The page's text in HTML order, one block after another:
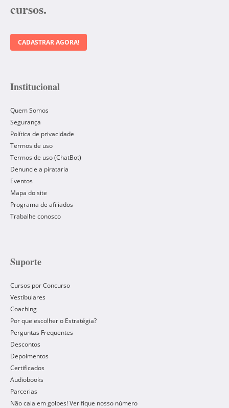
cursos.
CADASTRAR AGORA!
Institucional
Quem Somos
Segurança
Política de privacidade
Termos de uso
Termos de uso (ChatBot)
Denuncie a pirataria
Eventos
Mapa do site
Programa de afiliados
Trabalhe conosco
Suporte
Cursos por Concurso
Vestibulares
Coaching
Por que escolher o Estratégia?
Perguntas Frequentes
Descontos
Depoimentos
Certificados
Audiobooks
Parcerias
Não caia em golpes! Verifique nosso número